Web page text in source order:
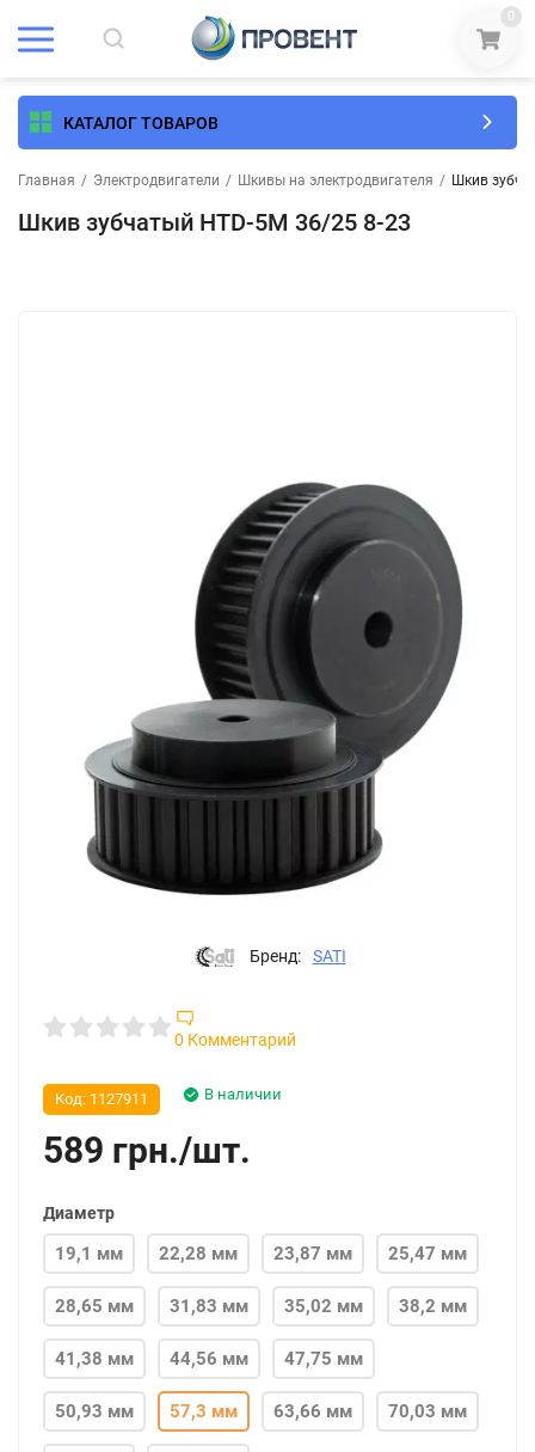
0
КАТАЛОГ ТОВАРОВ
Главная / Электродвигатели / Шкивы на электродвигателя / Шкив
Шкив зубчатый HTD-5M 36/25 8-23
Бренд: SATI
0 Комментарий
В наличии
Код: 1127911
589 грн./шт.
Диаметр
19,1 мм 22,28 мм 23,87 мм 25,47 мм
28,65 мм 31,83 мм 35,02 мм 38,2 мм
41,38 мм 44,56 мм 47,75 мм
50,93 мм 57,3 мм 63,66 мм 70,03 мм